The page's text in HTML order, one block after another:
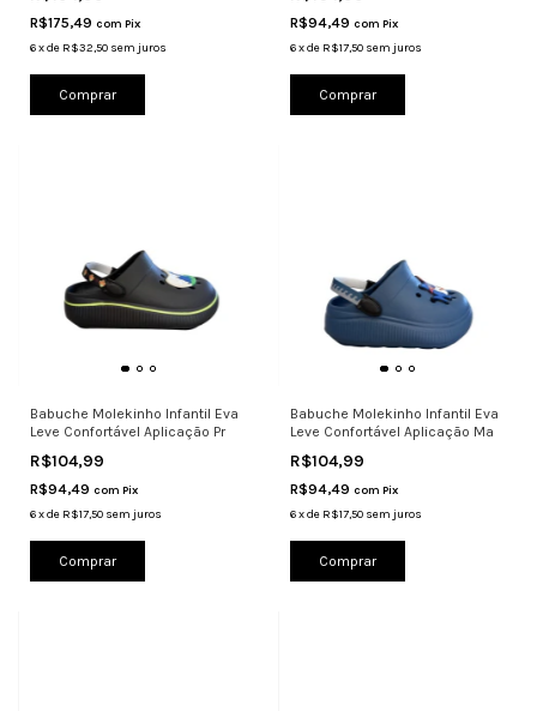
R$175,49 com Pix
6xde R$32,50 sem juros
Comprar
R$94,49 com Pix
6 xde R$17,50 sem juros
Comprar
Babuche Molekinho Infantil Eva
Leve Confortável Aplicação Pr
R$104,99
R$94,49 com Pix
6xde R$17,50 sem juros
Comprar
Babuche Molekinho Infantil Eva
Leve Confortável Aplicação Ma
R$104,99
R$94,49 com Pix
6 xde R$17,50 sem juros
Comprar